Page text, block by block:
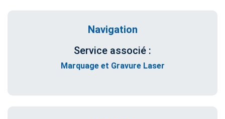
Navigation
Service associé :
Marquage et Gravure Laser